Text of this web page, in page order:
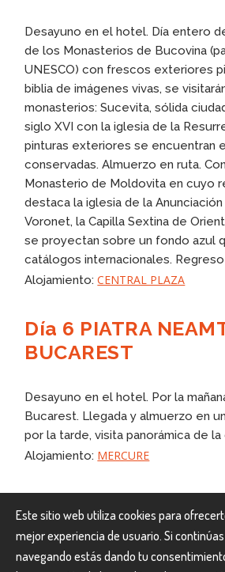
Desayuno en el hotel. Día entero
de los Monasterios de Bucovina
UNESCO) con frescos exteriores
biblia de imágenes vivas, se
monasterios: Sucevita, sólida
siglo XVI con la iglesia de la
pinturas exteriores se encuentran
conservadas. Almuerzo en ruta.
Monasterio de Moldovita en cuyo
destaca la iglesia de la
Voronet, la Capilla Sextina de
se proyectan sobre un fondo azul
catálogos internacionales.
Alojamiento:CENTRAL PLAZA
Día 6 PIATRA
BUCAREST
Desayuno en el hotel. Por la
Bucarest. Llegada y almuerzo en
por la tarde, visita panorámica de la
Alojamiento: MERCURE
Día 7 BUCAREST
Desayuno en el hotel. Por la
antiguo de Bucarest. Almuerzo en
Este sitio web utiliza cookies para
mejor experiencia de usuario. Si continúas
navegando estás dando tu